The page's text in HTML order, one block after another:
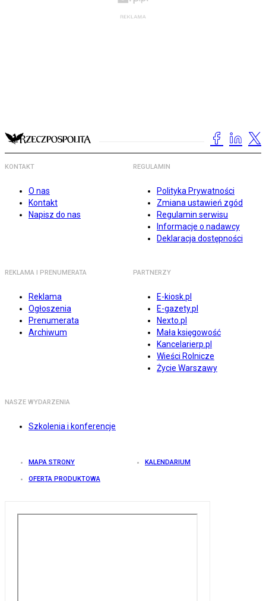
KONTAKT
O nas
Kontakt
Napisz do nas
REGULAMIN
Polityka Prywatności
Zmiana ustawień zgód
Regulamin serwisu
Informacje o nadawcy
Deklaracja dostępności
REKLAMA I PRENUMERATA
Reklama
Ogłoszenia
Prenumerata
Archiwum
PARTNERZY
E-kiosk.pl
E-gazety.pl
Nexto.pl
Mała księgowość
Kancelarierp.pl
Wieści Rolnicze
Życie Warszawy
NASZE WYDARZENIA
Szkolenia i konferencje
MAPA STRONY KALENDARIUM
OFERTA PRODUKTOWA